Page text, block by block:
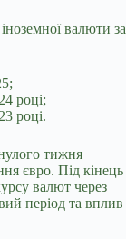
валюти за
році;
році.
тижня
євро. Під кінець
валют через
період та вплив